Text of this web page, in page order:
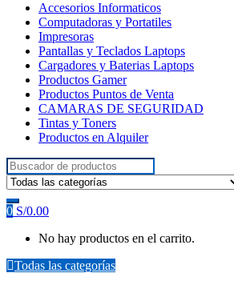
Accesorios Informaticos
Computadoras y Portatiles
Impresoras
Pantallas y Teclados Laptops
Cargadores y Baterias Laptops
Productos Gamer
Productos Puntos de Venta
CAMARAS DE SEGURIDAD
Tintas y Toners
Productos en Alquiler
Search
for:
0 S/0.00
No hay productos en el carrito.
Todas las categorías